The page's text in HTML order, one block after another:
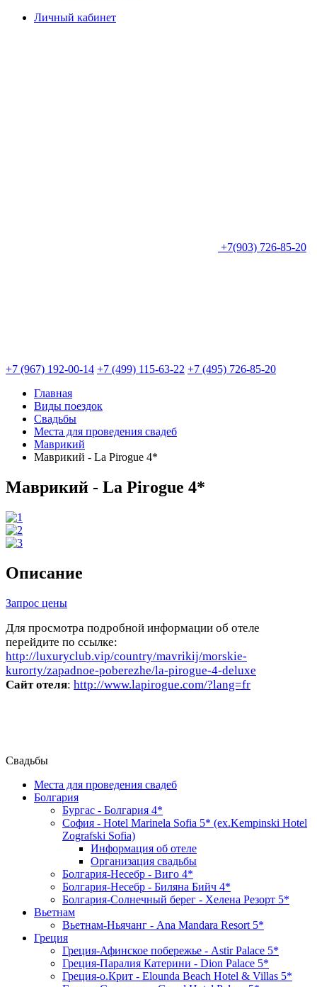
Личный кабинет
+7(903) 726-85-20
+7 (967) 192-00-14 +7 (499) 115-63-22 +7 (495) 726-85-20
Главная
Виды поездок
Свадьбы
Места для проведения свадеб
Маврикий
Маврикий - La Pirogue 4*
Маврикий - La Pirogue 4*
Описание
Запрос цены
Для просмотра подробной информации об отеле
перейдите по ссылке:
http://luxuryclub.vip/country/mavrikij/morskie-
kurorty/zapadnoe-poberezhe/la-pirogue-4-deluxe
Сайт отеля: http://www.lapirogue.com/?lang=fr
Свадьбы
Места для проведения свадеб
Болгария
Бургас - Болгария 4*
София - Hotel Marinela Sofia 5* (ex.Kempinski Hotel
Zografski Sofia)
Информация об отеле
Организация свадьбы
Болгария-Несебр - Виго 4*
Болгария-Несебр - Биляна Бийч 4*
Болгария-Солнечный берег - Хелена Резорт 5*
Вьетнам
Вьетнам-Ньячанг - Ana Mandara Resort 5*
Греция
Греция-Афинское побережье - Astir Palace 5*
Греция-Паралия Катерини - Dion Palace 5*
Греция-о.Крит - Elounda Beach Hotel & Villas 5*